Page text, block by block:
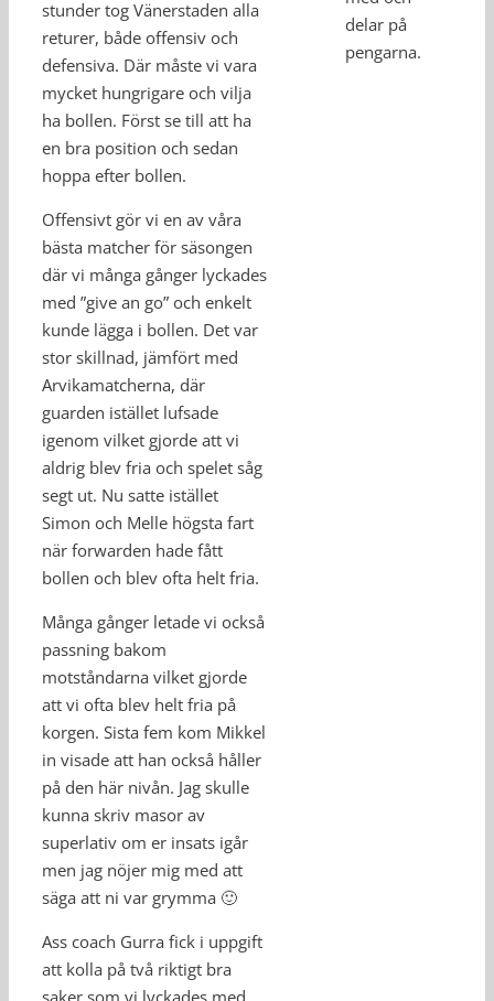
stunder tog Vänerstaden alla
returer, både offensiv och
defensiva. Där måste vi vara
mycket hungrigare och vilja
ha bollen. Först se till att ha
en bra position och sedan
hoppa efter bollen.
Offensivt gör vi en av våra
bästa matcher för säsongen
där vi många gånger lyckades
med ”give an go” och enkelt
kunde lägga i bollen. Det var
stor skillnad, jämfört med
Arvikamatcherna, där
guarden istället lufsade
igenom vilket gjorde att vi
aldrig blev fria och spelet såg
segt ut. Nu satte istället
Simon och Melle högsta fart
när forwarden hade fått
bollen och blev ofta helt fria.
Många gånger letade vi också
passning bakom
motståndarna vilket gjorde
att vi ofta blev helt fria på
korgen. Sista fem kom Mikkel
in visade att han också håller
på den här nivån. Jag skulle
kunna skriv masor av
superlativ om er insats igår
men jag nöjer mig med att
säga att ni var grymma 🙂
Ass coach Gurra fick i uppgift
att kolla på två riktigt bra
saker som vi lyckades med
delar på
pengarna.